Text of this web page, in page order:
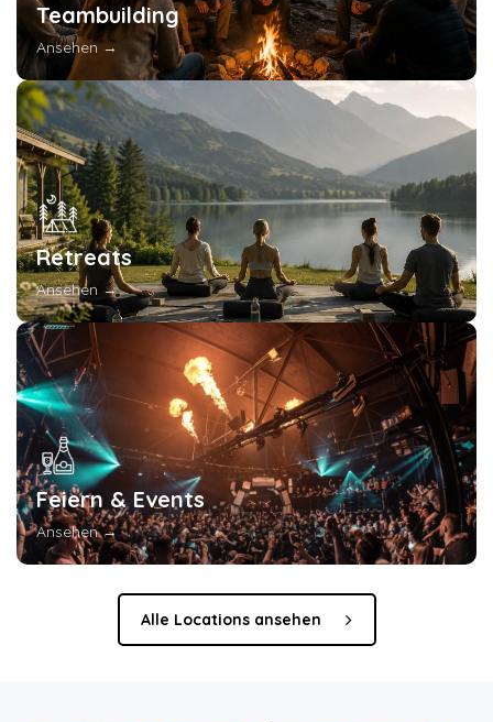
Teambuilding
Ansehen →
Retreats
Ansehen →
Feiern & Events
Ansehen →
Alle Locations ansehen